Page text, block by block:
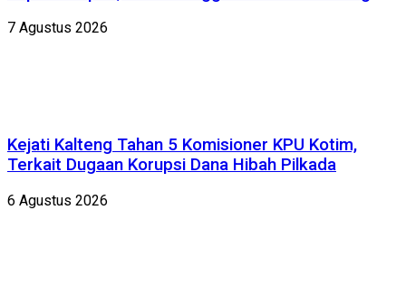
7 Agustus 2026
Kejati Kalteng Tahan 5 Komisioner KPU Kotim,
Terkait Dugaan Korupsi Dana Hibah Pilkada
6 Agustus 2026